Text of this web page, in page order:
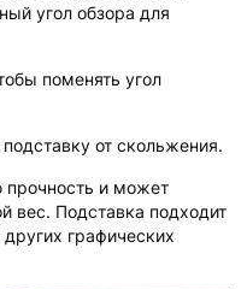
угол обзора для
поменять угол
от скольжения.
прочность и может
вес. Подставка подходит
графических